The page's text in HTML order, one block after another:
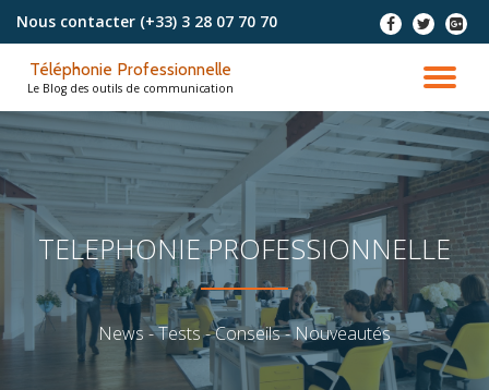
contenu
Nous contacter (+33) 3 28 07 70 70 - - -
LA
Téléphonie Professionnelle
Le Blog des outils de communication
TELEPHONIE PROFESSIONNELLE
News - Tests - Conseils - Nouveautés